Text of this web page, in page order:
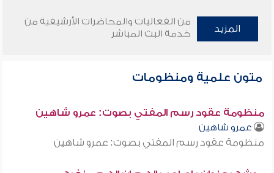
المزيد
من الفعاليات والمحاضرات الأرشيفية من
خدمة البث المباشر
متون علمية ومنظومات
منظومة عقود رسم المفتي بصوت: عمرو شاهين
عمرو شاهين
منظومة عقود رسم المفتي بصوت: عمرو شاهين